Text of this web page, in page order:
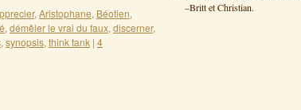
, Aristophane, Béotien,
, démêler le vrai du faux, discerner,
, synopsis, think tank | 4
–Britt et Christian.